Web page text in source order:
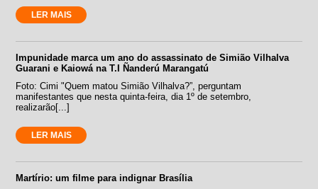
LER MAIS
Impunidade marca um ano do assassinato de Simião Vilhalva
Guarani e Kaiowá na T.I Ñanderú Marangatú
Foto: Cimi "Quem matou Simião Vilhalva?”, perguntam
manifestantes que nesta quinta-feira, dia 1º de setembro,
realizarão[...]
LER MAIS
Martírio: um filme para indignar Brasília